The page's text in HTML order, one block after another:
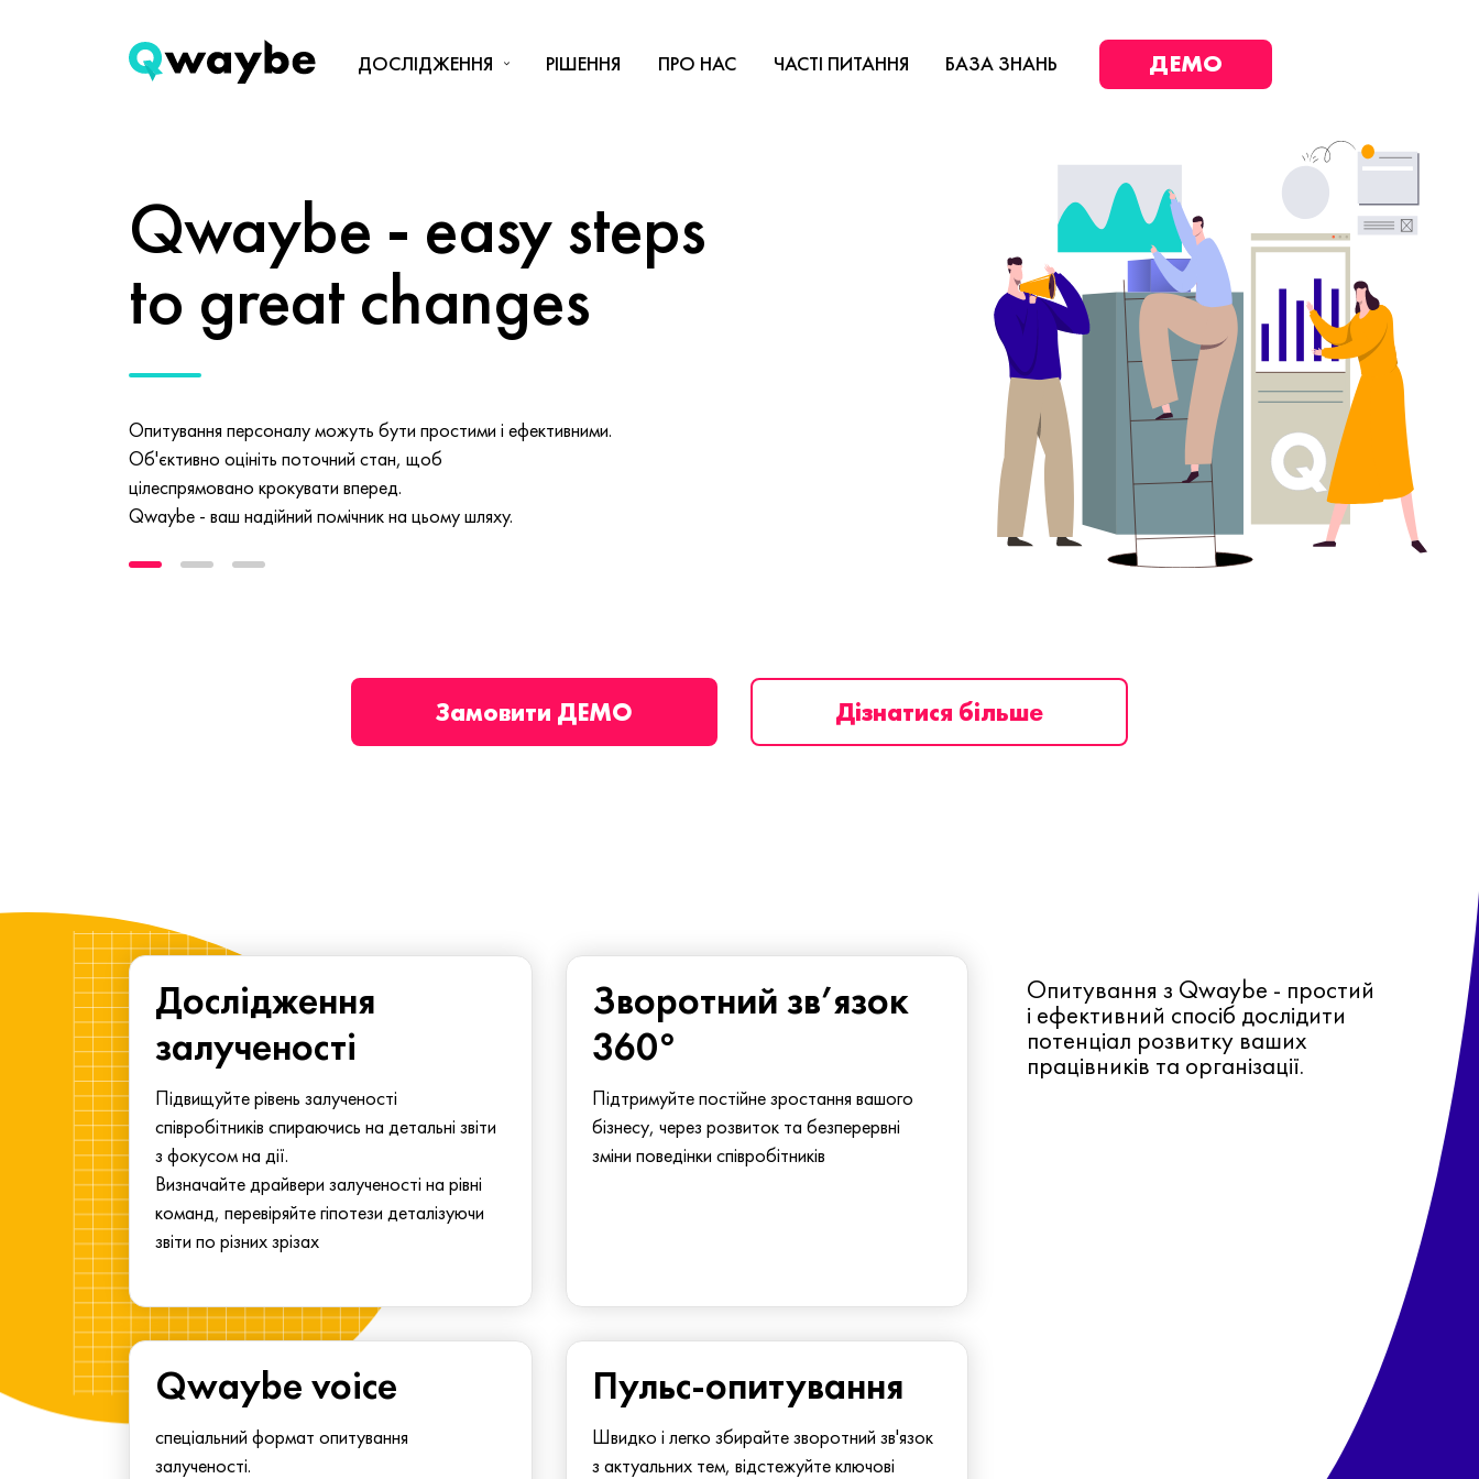
ДОСЛІДЖЕННЯ РІШЕННЯ ПРО НАС ЧАСТІ ПИТАННЯ БАЗА ЗНАНЬ ДЕМО
Qwaybe - easy steps
to great changes
Опитування персоналу можуть бути простими і ефективними.
Об'єктивно оцініть поточний стан, щоб
цілеспрямовано крокувати вперед.
Qwaybe - ваш надійний помічник на цьому шляху.
Замовити ДЕМО Дізнатися більше
Дослідження
залученості
Підвищуйте рівень залученості
співробітників спираючись на детальні звіти
з фокусом на дії.
Визначайте драйвери залученості на рівні
команд, перевіряйте гіпотези деталізуючи
звіти по різних зрізах
Зворотний зв’язок
360°
Підтримуйте постійне зростання вашого
бізнесу, через розвиток та безперервні
зміни поведінки співробітників
Опитування з Qwaybe - простий
і ефективний спосіб дослідити
потенціал розвитку ваших
працівників та організації.
Qwaybe voice
спеціальний формат опитування
залученості.
Пульс-опитування
Швидко і легко збирайте зворотний зв'язок
з актуальних тем, відстежуйте ключові